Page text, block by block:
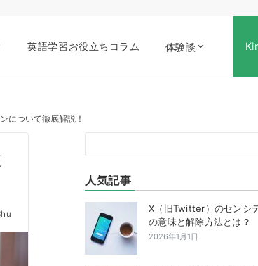
英語学習お役立ちコラム 体験談
について徹底解説！
人気記事
X（旧Twitter）のセンシ
の意味と解除方法とは？
2026年1月1日